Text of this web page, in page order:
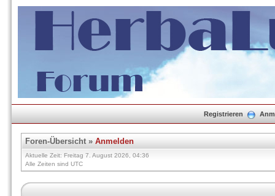
Registrieren
Foren-Übersicht» Anmelden
Aktuelle Zeit: Freitag 7. August 2026, 04:36
Alle Zeiten sind UTC